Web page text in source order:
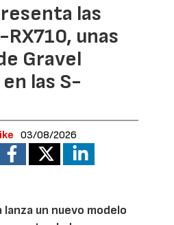
las
RX710, unas
Gravel
las S-
03/08/2026
lanza un nuevo modelo